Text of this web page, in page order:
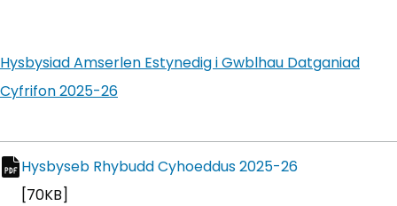
Hysbysiad Amserlen Estynedig i Gwblhau Datganiad
Cyfrifon 2025-26
Hysbyseb Rhybudd Cyhoeddus 2025-26
pdf file
[70KB]